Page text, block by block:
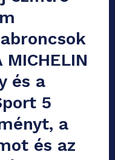
és a
5
a
és az